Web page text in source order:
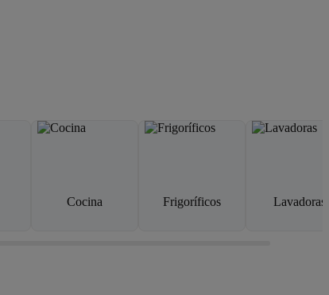
Cocina Frigoríficos Lavadoras